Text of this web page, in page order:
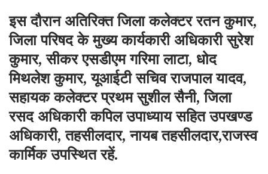
इस दौरान अतिरिक्त जिला कलेक्टर रतन कुमार,
जिला परिषद के मुख्य कार्यकारी अधिकारी सुरेश
कुमार, सीकर एसडीएम गरिमा लाटा, धोद
मिथलेश कुमार, यूआईटी सचिव राजपाल यादव,
सहायक कलेक्टर प्रथम सुशील सैनी, जिला
रसद अधिकारी कपिल उपाध्याय सहित उपखण्ड
अधिकारी, तहसीलदार, नायब तहसीलदार,राजस्व
कार्मिक उपस्थित रहें.